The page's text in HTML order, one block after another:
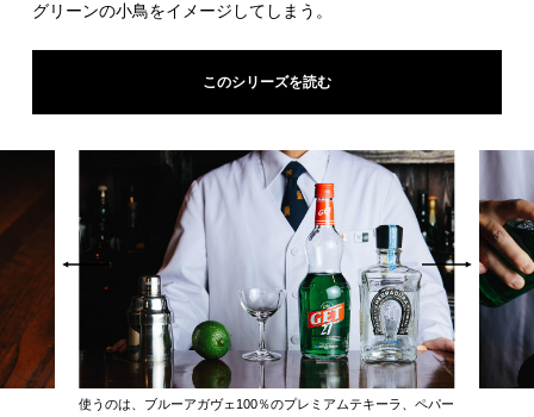
グリーンの小鳥をイメージしてしまう。
このシリーズを読む
使うのは、ブルーアガヴェ100％のプレミアムテキーラ、ペパー